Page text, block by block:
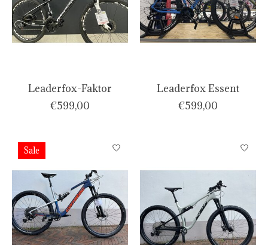
Leaderfox-Faktor
€599,00
Leaderfox Essent
€599,00
Sale